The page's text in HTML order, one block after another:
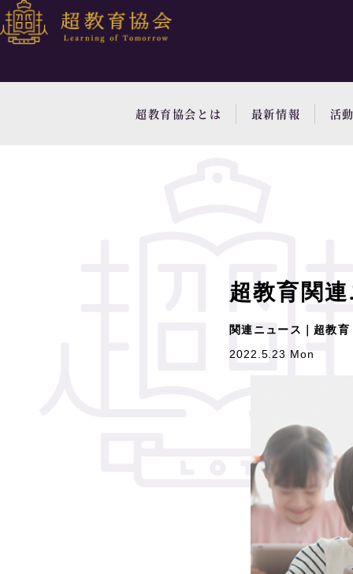
超教育協会とは 最新情報 活
超教育関
関連ニュース｜超教育
2022.5.23 Mon